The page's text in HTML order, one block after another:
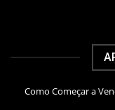
Como Começar a